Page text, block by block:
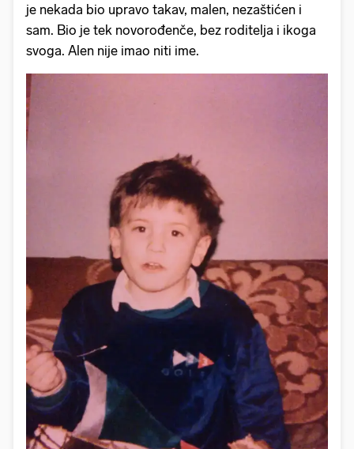
je nekada bio upravo takav, malen, nezaštićen i
sam. Bio je tek novorođenče, bez roditelja i ikoga
svoga. Alen nije imao niti ime.